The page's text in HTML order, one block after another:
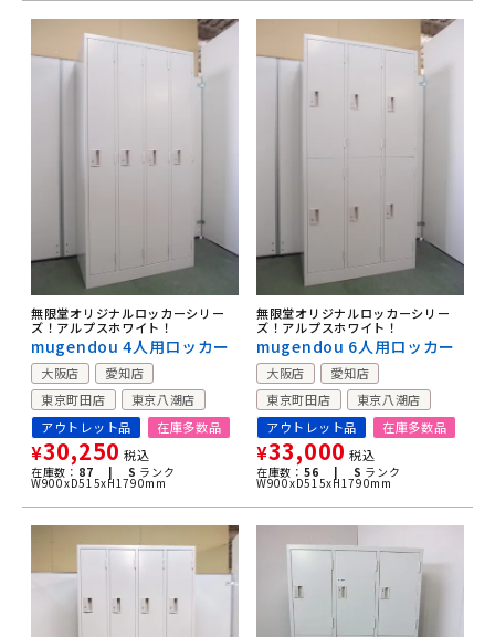
無限堂オリジナルロッカーシリー
ズ！アルプスホワイト！
mugendou 4人用ロッカー
大阪店
愛知店
東京町田店
東京八潮店
アウトレット品
在庫多数品
¥30,250 税込
在庫数： 87 | S ランク
W900xD515xH1790mm
無限堂オリジナルロッカーシリー
ズ！アルプスホワイト！
mugendou 6人用ロッカー
大阪店
愛知店
東京町田店
東京八潮店
アウトレット品
在庫多数品
¥33,000 税込
在庫数： 56 | S ランク
W900xD515xH1790mm